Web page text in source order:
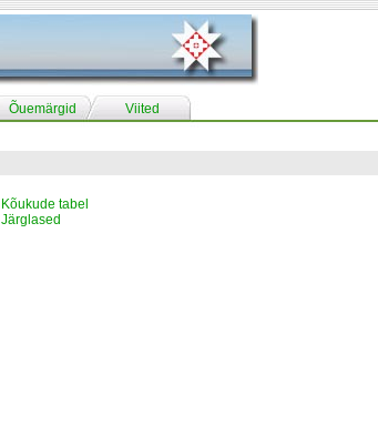
Õuemärgid Viited
Kõukude tabel
Järglased